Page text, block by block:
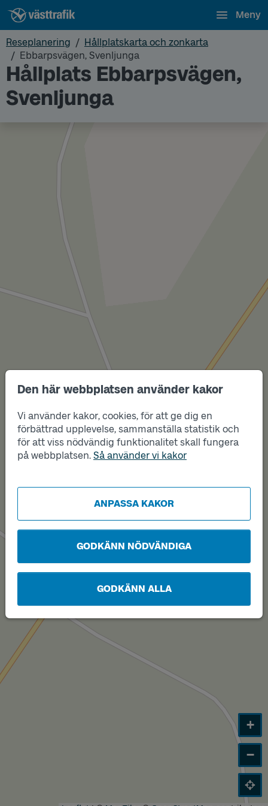
Den här webbplatsen använder kakor
Vi använder kakor, cookies, för att ge dig en
förbättrad upplevelse, sammanställa statistik och
för att viss nödvändig funktionalitet skall fungera
på webbplatsen. Så använder vi kakor
ANPASSA KAKOR
GODKÄNN NÖDVÄNDIGA
GODKÄNN ALLA
Meny
Reseplanering
Hållplatskarta och zonkarta
Ebbarpsvägen, Svenljunga
Hållplats Ebbarpsvägen,
Svenljunga
Läge
A
+
−